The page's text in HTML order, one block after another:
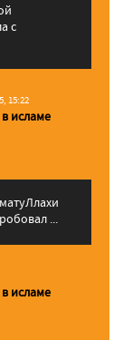
с
15:22
исламе
...
исламе